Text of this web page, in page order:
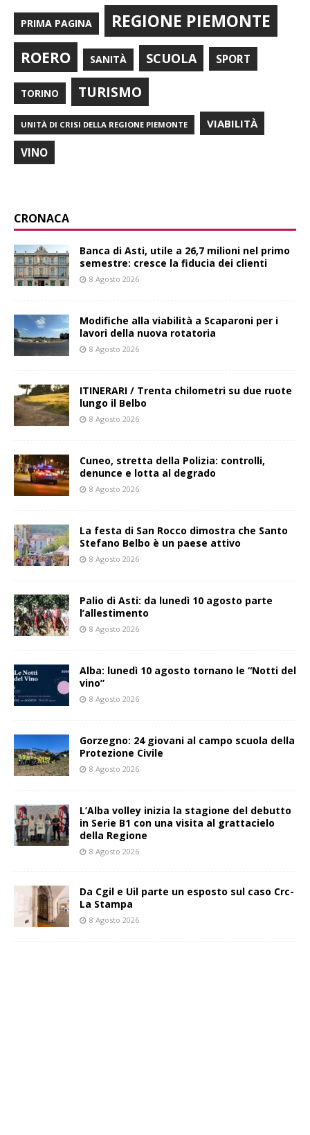
PRIMA PAGINA REGIONE PIEMONTE
ROERO SANITÀ SCUOLA SPORT
TORINO TURISMO
UNITÀ DI CRISI DELLA REGIONE PIEMONTE VIABILITÀ
VINO
CRONACA
Banca di Asti, utile a 26,7 milioni nel primo
semestre: cresce la fiducia dei clienti
8 Agosto 2026
Modifiche alla viabilità a Scaparoni per i
lavori della nuova rotatoria
8 Agosto 2026
ITINERARI / Trenta chilometri su due ruote
lungo il Belbo
8 Agosto 2026
Cuneo, stretta della Polizia: controlli,
denunce e lotta al degrado
8 Agosto 2026
La festa di San Rocco dimostra che Santo
Stefano Belbo è un paese attivo
8 Agosto 2026
Palio di Asti: da lunedì 10 agosto parte
l’allestimento
8 Agosto 2026
Alba: lunedì 10 agosto tornano le “Notti del
vino”
8 Agosto 2026
Gorzegno: 24 giovani al campo scuola della
Protezione Civile
8 Agosto 2026
L’Alba volley inizia la stagione del debutto
in Serie B1 con una visita al grattacielo
della Regione
8 Agosto 2026
Da Cgil e Uil parte un esposto sul caso Crc-
La Stampa
8 Agosto 2026